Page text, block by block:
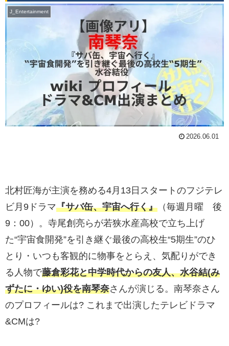
J_Entertainment
2026.06.01
北村匠海が主演を務める4月13日スタートのフジテレ
ビ月9ドラマ『サバ缶、宇宙へ行く』 （毎週月曜 後
9：00）。寺尾創亮らが若狭水産高校で立ち上げ
た“宇宙食開発”を引き継ぐ最後の高校生“5期生”のひ
とり・いつも客観的に物事をとらえ、気配りができ
る人物で藤倉彩花と中学時代からの友人、水谷結(み
ずたに・ゆい)役を南琴奈さんが演じる。南琴奈さん
のプロフィールは? これまで出演したテレビドラマ
&CMは?